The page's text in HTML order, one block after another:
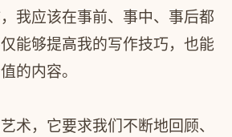
我应该在事前、事中、事后都
能够提高我的写作技巧，也能
的内容。
术，它要求我们不断地回顾、